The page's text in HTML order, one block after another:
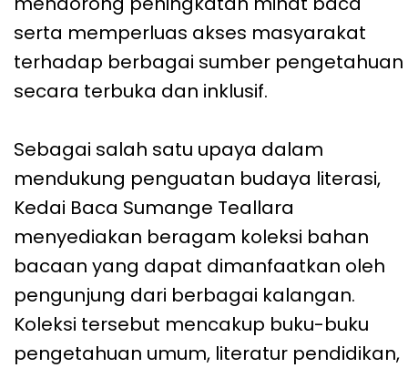
serta memperluas akses masyarakat
terhadap berbagai sumber pengetahuan
secara terbuka dan inklusif.
Sebagai salah satu upaya dalam
mendukung penguatan budaya literasi,
Kedai Baca Sumange Teallara
menyediakan beragam koleksi bahan
bacaan yang dapat dimanfaatkan oleh
pengunjung dari berbagai kalangan.
Koleksi tersebut mencakup buku-buku
pengetahuan umum, literatur pendidikan,